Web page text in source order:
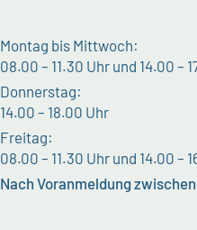
Montag bis Mittwoch:
08.00 – 11.30 Uhr und 14.00 –
Donnerstag:
14.00 – 18.00 Uhr
Freitag:
08.00 – 11.30 Uhr und 14.00 –
Nach Voranmeldung zwischen